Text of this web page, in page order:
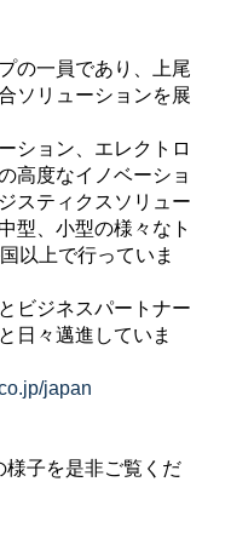
の一員であり、上尾
ソリューションを展
ション、エレクトロ
高度なイノベーショ
スティクスソリュー
型、小型の様々なト
以上で行っていま
ビジネスパートナー
日々邁進していま
japan
様子を是非ご覧くだ